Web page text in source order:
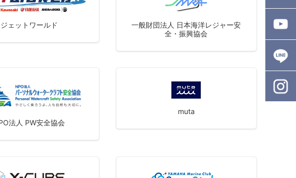
ジェットワールド
一般財団法人 日本海洋レジャー安
全・振興協会
法人 PW安全協会
muta